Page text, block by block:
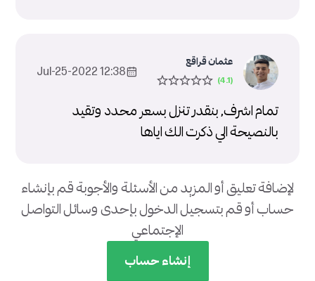
عثمان قراقع
12:38 2022-Jul-25
تمام اشرف, بنقدر تنزل بسعر محدد وتقيد
بالنصيحة الي ذكرت الك اياها
لإضافة تعليق أو المزيد من الأسئلة والأجوبة قم بإنشاء
حساب أو قم بتسجيل الدخول بإحدى وسائل التواصل
الإجتماعي
إنشاء حساب